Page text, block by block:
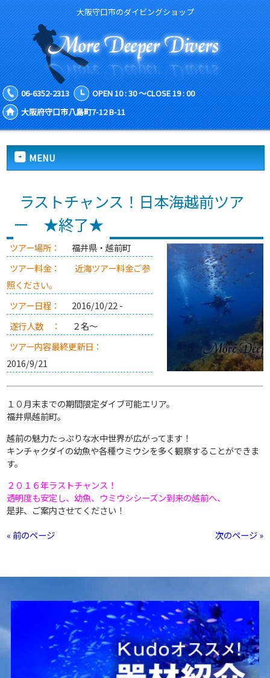
大阪守口市のダイビングショップ
06-6352-2313
OPEN 10 : 30 ～CLOSE 19 : 00
大阪府守口市八島町7-12 B-11
MENU
ラストチャンス！日本海越前ツア
ー ★終了★
ツアー場所：
福井県・越前町
ツアー料金：
近海ツアー料金ご参
照ください。
ツアー日程：
2016/10/22 -
遂行人数 ：
２名～
ツアー内容最終更新日：
2016/9/21
１０月末までの期間限定ダイブ可能エリア。
福井県越前町。
越前の魅力たっぷりな水中世界が広がってます！
キンチャクダイの幼魚や各種ウミウシを多く観察することができま
す。
２０１６年ラストチャンス！
透明度も安定し、幼魚、ウミウシシーズン到来の越前へ、
是非、ご案内させてください！
« 前のページ
次のページ »